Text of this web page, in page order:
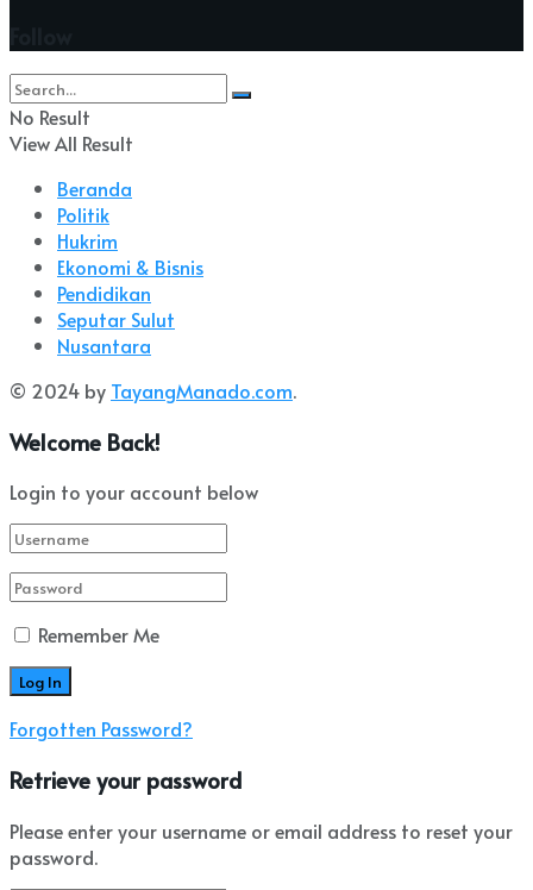
No Result
View All Result
Beranda
Politik
Hukrim
Ekonomi & Bisnis
Pendidikan
Seputar Sulut
Nusantara
© 2024 by TayangManado.com.
Welcome Back!
Login to your account below
Remember Me
Forgotten Password?
Retrieve your password
Please enter your username or email address to reset your
password.